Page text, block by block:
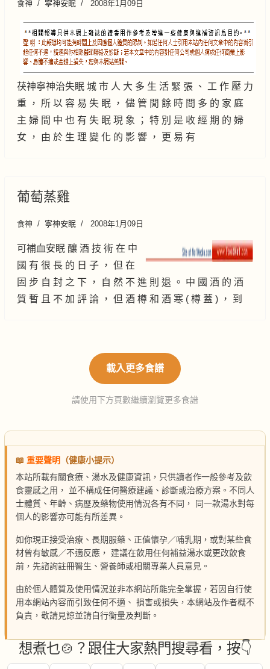
食神 寧神安眠 2008年1月09日
茯神寧神治失眠 城 市 人 大 多 生 活 緊 張 、 工 作 壓 力
重 ， 所 以 容 易 失 眠 ， 儘 管 閒 餘 時 間 多 的 家 庭
主 婦 間 中 也 有 失 眠 現 象 ； 特 別 是 收 經 期 的 婦
女 ， 由 於 生 理 變 化 的 影 響 ， 更 易 有
葡萄蒸雞
食神 寧神安眠 2008年1月09日
可補血安眠 釀 酒 技 術 在 中
國 有 很 長 的 日 子 ， 但 在
固 步 自 封 之 下 ， 自 然 不 進 則 退 。 中 國 酒 的 酒
質 暫 且 不 加 評 論 ， 但 酒 樽 和 酒 寒 ( 樽 蓋 ) ， 到
載入更多食譜
請使用下方頁數繼續瀏覽更多食譜
📖 重要聲明
（健康小提示）
本站所載有關食療、湯水及健康資訊，只供讀者作一般參考及飲
食靈感之用， 並不構成任何醫療建議、診斷或治療方案。不同人
士體質、年齡、病歷及藥物使用情況各有不同， 同一款湯水對每
個人的影響亦可能有所差異。
如你現正接受治療、長期服藥、正值懷孕／哺乳期，或對某些食
材曾有敏感／不適反應， 建議在飲用任何補益湯水或更改飲食
前，先諮詢註冊醫生、營養師或相關專業人員意見。
由於個人體質及使用情況並非本網站所能完全掌握，若因自行使
用本網站內容而引致任何不適、 損害或損失，本網站及作者概不
負責，敬請見諒並請自行衡量及判斷。
想煮乜🍲？跟住大家熱門搜尋看，按👇